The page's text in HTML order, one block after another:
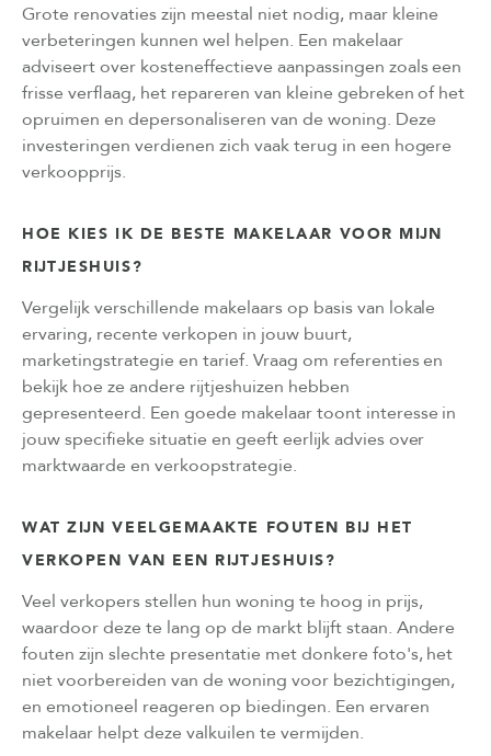
Grote renovaties zijn meestal niet nodig, maar kleine
verbeteringen kunnen wel helpen. Een makelaar
adviseert over kosteneffectieve aanpassingen zoals een
frisse verflaag, het repareren van kleine gebreken of het
opruimen en depersonaliseren van de woning. Deze
investeringen verdienen zich vaak terug in een hogere
verkoopprijs.
HOE KIES IK DE BESTE MAKELAAR VOOR MIJN
RIJTJESHUIS?
Vergelijk verschillende makelaars op basis van lokale
ervaring, recente verkopen in jouw buurt,
marketingstrategie en tarief. Vraag om referenties en
bekijk hoe ze andere rijtjeshuizen hebben
gepresenteerd. Een goede makelaar toont interesse in
jouw specifieke situatie en geeft eerlijk advies over
marktwaarde en verkoopstrategie.
WAT ZIJN VEELGEMAAKTE FOUTEN BIJ HET
VERKOPEN VAN EEN RIJTJESHUIS?
Veel verkopers stellen hun woning te hoog in prijs,
waardoor deze te lang op de markt blijft staan. Andere
fouten zijn slechte presentatie met donkere foto's, het
niet voorbereiden van de woning voor bezichtigingen,
en emotioneel reageren op biedingen. Een ervaren
makelaar helpt deze valkuilen te vermijden.